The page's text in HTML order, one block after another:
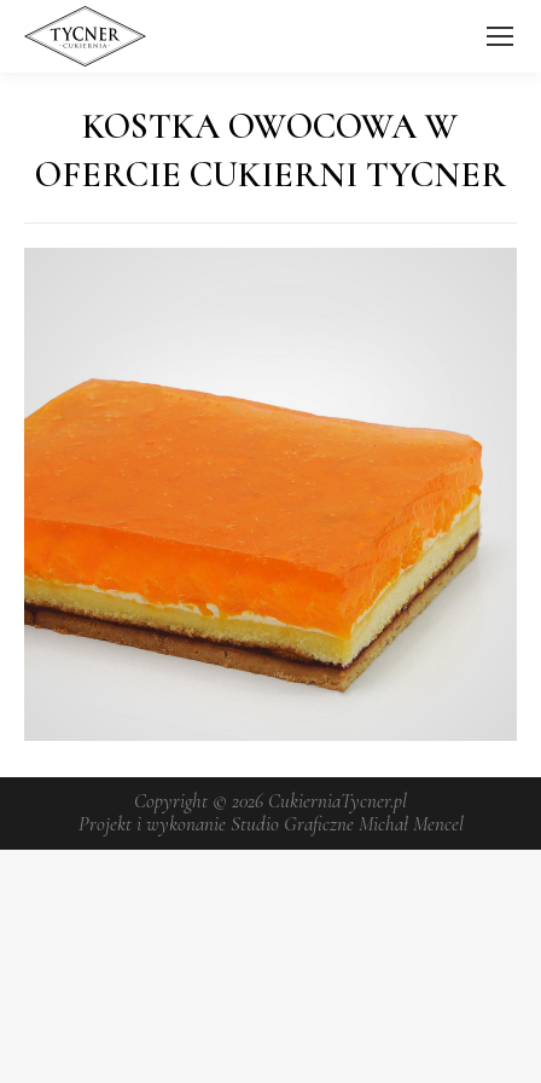
KOSTKA OWOCOWA W
OFERCIE CUKIERNI TYCNER
Copyright © 2026 CukierniaTycner.pl
Projekt i wykonanie Studio Graficzne Michał Mencel